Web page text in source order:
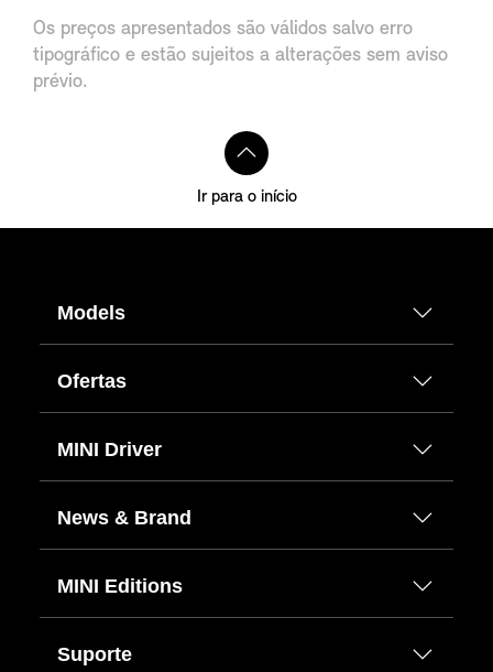
Os preços apresentados são válidos salvo erro
tipográfico e estão sujeitos a alterações sem aviso
prévio.
Ir para o início
Models
Ofertas
MINI Driver
News & Brand
MINI Editions
Suporte